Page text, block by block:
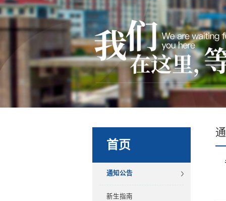
首页
通知公告
新生指南